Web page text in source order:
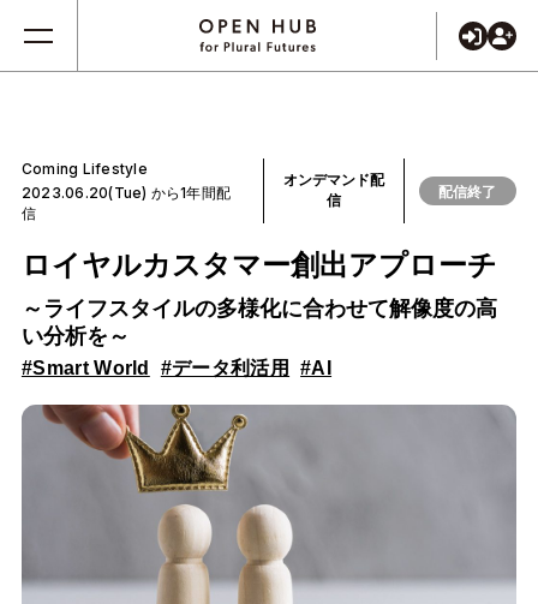
Coming Lifestyle
2023.06.20(Tue) から1年間配
信
オンデマンド配
信
配信終了
ロイヤルカスタマー創出アプローチ
～ライフスタイルの多様化に合わせて解像度の高
い分析を～
#Smart World #データ利活用 #AI